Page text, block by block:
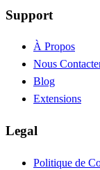
Support
À Propos
Nous
Blog
Extensions
Legal
Politique de